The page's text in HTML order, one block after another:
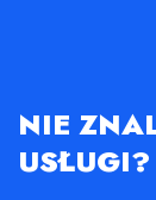
NIE
USŁUGI?